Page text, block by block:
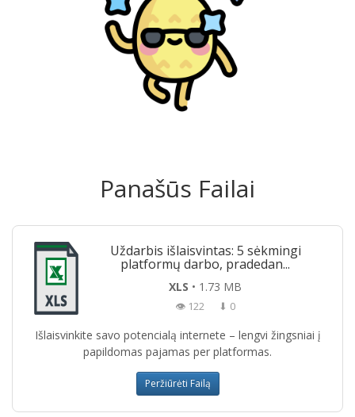
Panašūs Failai
Uždarbis išlaisvintas: 5 sėkmingi
platformų darbo, pradedan...
XLS • 1.73 MB
👁 122 ⬇ 0
Išlaisvinkite savo potencialą internete – lengvi žingsniai į
papildomas pajamas per platformas.
Peržiūrėti Failą